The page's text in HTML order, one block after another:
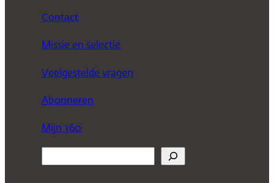
Contact
Missie en selectie
Veelgestelde vragen
Abonneren
Mijn 360